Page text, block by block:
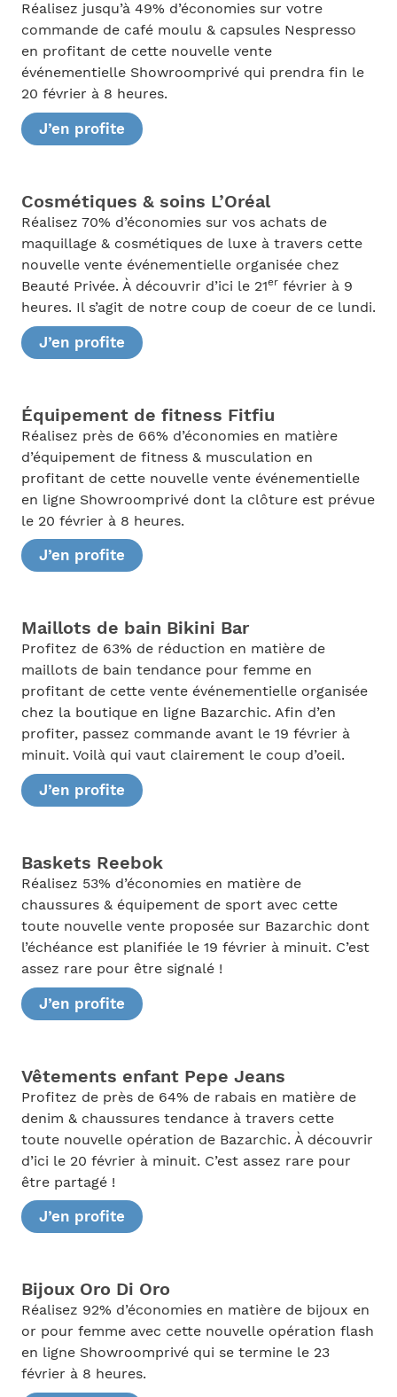
Réalisez jusqu’à 49% d’économies sur votre
commande de café moulu & capsules Nespresso
en profitant de cette nouvelle vente
événementielle Showroomprivé qui prendra fin le
20 février à 8 heures.
J’en profite
Cosmétiques & soins L’Oréal
Réalisez 70% d’économies sur vos achats de
maquillage & cosmétiques de luxe à travers cette
nouvelle vente événementielle organisée chez
Beauté Privée. À découvrir d’ici le 21erfévrier à 9
heures. Il s’agit de notre coup de coeur de ce lundi.
J’en profite
Équipement de fitness Fitfiu
Réalisez près de 66% d’économies en matière
d’équipement de fitness & musculation en
profitant de cette nouvelle vente événementielle
en ligne Showroomprivé dont la clôture est prévue
le 20 février à 8 heures.
J’en profite
Maillots de bain Bikini Bar
Profitez de 63% de réduction en matière de
maillots de bain tendance pour femme en
profitant de cette vente événementielle organisée
chez la boutique en ligne Bazarchic. Afin d’en
profiter, passez commande avant le 19 février à
minuit. Voilà qui vaut clairement le coup d’oeil.
J’en profite
Baskets Reebok
Réalisez 53% d’économies en matière de
chaussures & équipement de sport avec cette
toute nouvelle vente proposée sur Bazarchic dont
l’échéance est planifiée le 19 février à minuit. C’est
assez rare pour être signalé !
J’en profite
Vêtements enfant Pepe Jeans
Profitez de près de 64% de rabais en matière de
denim & chaussures tendance à travers cette
toute nouvelle opération de Bazarchic. À découvrir
d’ici le 20 février à minuit. C’est assez rare pour
être partagé !
J’en profite
Bijoux Oro Di Oro
Réalisez 92% d’économies en matière de bijoux en
or pour femme avec cette nouvelle opération flash
en ligne Showroomprivé qui se termine le 23
février à 8 heures.